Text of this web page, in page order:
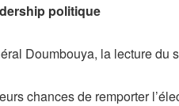
politique
Doumbouya, la lecture du
chances de remporter